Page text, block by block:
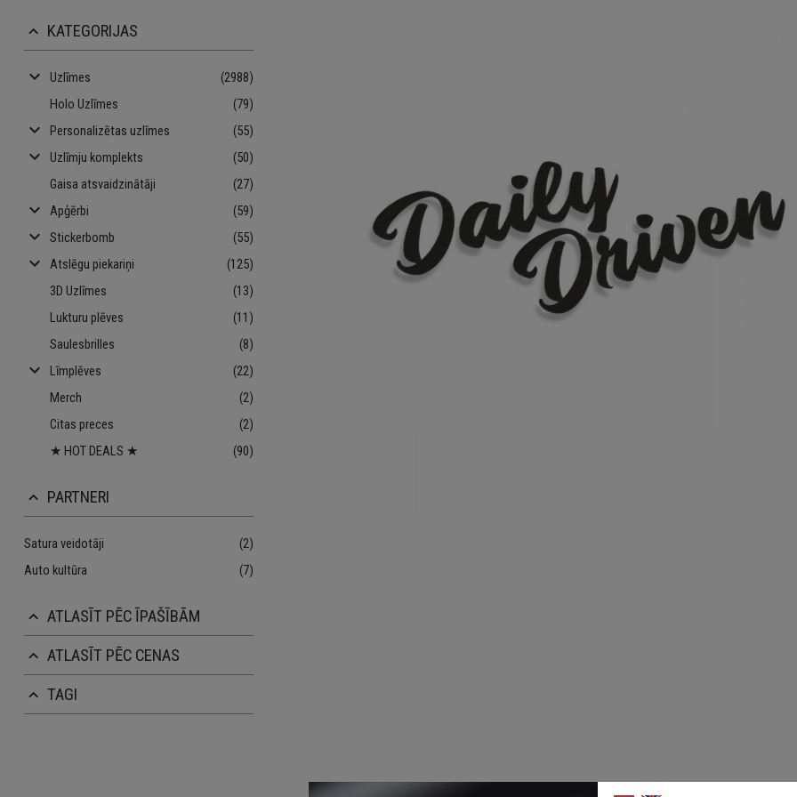
keyboard_arrow_up KATEGORIJAS
keyboard_arrow_down Uzlīmes
(2988)
Holo Uzlīmes
(79)
keyboard_arrow_down Personalizētas uzlīmes (55)
keyboard_arrow_down Uzlīmju komplekts
(50)
Gaisa atsvaidzinātāji
(27)
keyboard_arrow_down Apģērbi (59)
keyboard_arrow_down Stickerbomb (55)
keyboard_arrow_down Atslēgu piekariņi
(125)
3D Uzlīmes
(13)
Lukturu plēves
(11)
Saulesbrilles
(8)
keyboard_arrow_down Līmplēves
(22)
Merch
(2)
Citas preces
(2)
★ HOT DEALS ★
(90)
keyboard_arrow_up PARTNERI
Satura veidotāji
(2)
Auto kultūra
(7)
keyboard_arrow_up ATLASĪT PĒC ĪPAŠĪBĀM
keyboard_arrow_up ATLASĪT PĒC CENAS
keyboard_arrow_up TAGI